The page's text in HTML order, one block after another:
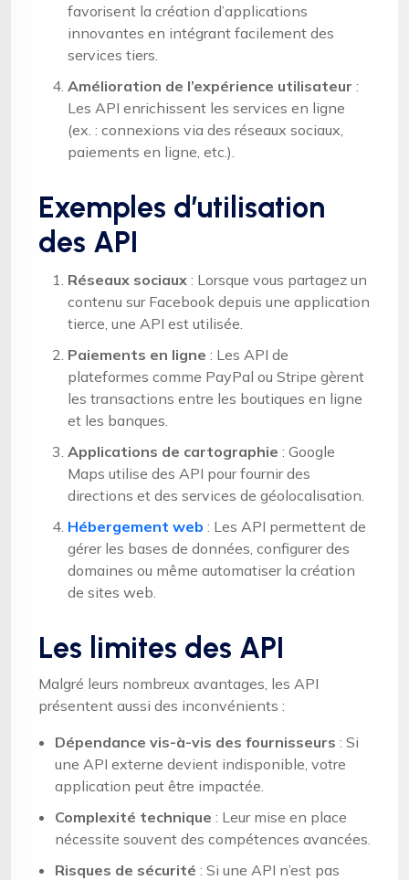
favorisent la création d’applications
innovantes en intégrant facilement des
services tiers.
Amélioration de l’expérience utilisateur :
Les API enrichissent les services en ligne
(ex. : connexions via des réseaux sociaux,
paiements en ligne, etc.).
Exemples d’utilisation
des API
Réseaux sociaux : Lorsque vous partagez un
contenu sur Facebook depuis une application
tierce, une API est utilisée.
Paiements en ligne : Les API de
plateformes comme PayPal ou Stripe gèrent
les transactions entre les boutiques en ligne
et les banques.
Applications de cartographie : Google
Maps utilise des API pour fournir des
directions et des services de géolocalisation.
Hébergement web : Les API permettent de
gérer les bases de données, configurer des
domaines ou même automatiser la création
de sites web.
Les limites des API
Malgré leurs nombreux avantages, les API
présentent aussi des inconvénients :
Dépendance vis-à-vis des fournisseurs : Si
une API externe devient indisponible, votre
application peut être impactée.
Complexité technique : Leur mise en place
nécessite souvent des compétences avancées.
Risques de sécurité : Si une API n’est pas